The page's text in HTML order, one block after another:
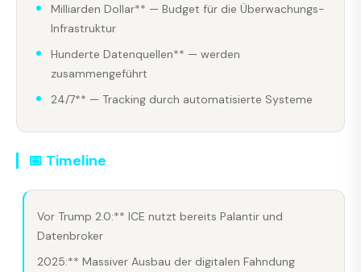
Milliarden Dollar** — Budget für die Überwachungs-
Infrastruktur
Hunderte Datenquellen** — werden
zusammengeführt
24/7** — Tracking durch automatisierte Systeme
📅 Timeline
Vor Trump 2.0:** ICE nutzt bereits Palantir und
Datenbroker
2025:** Massiver Ausbau der digitalen Fahndung